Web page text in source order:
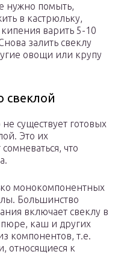
нужно помыть,
в кастрюльку,
варить 5-10
залить свеклу
овощи или крупу
свеклой
существует готовых
Это их
что
монокомпонентных
Большинство
включает свеклу в
пюре, каш и других
компонентов, т.е.
относящиеся к